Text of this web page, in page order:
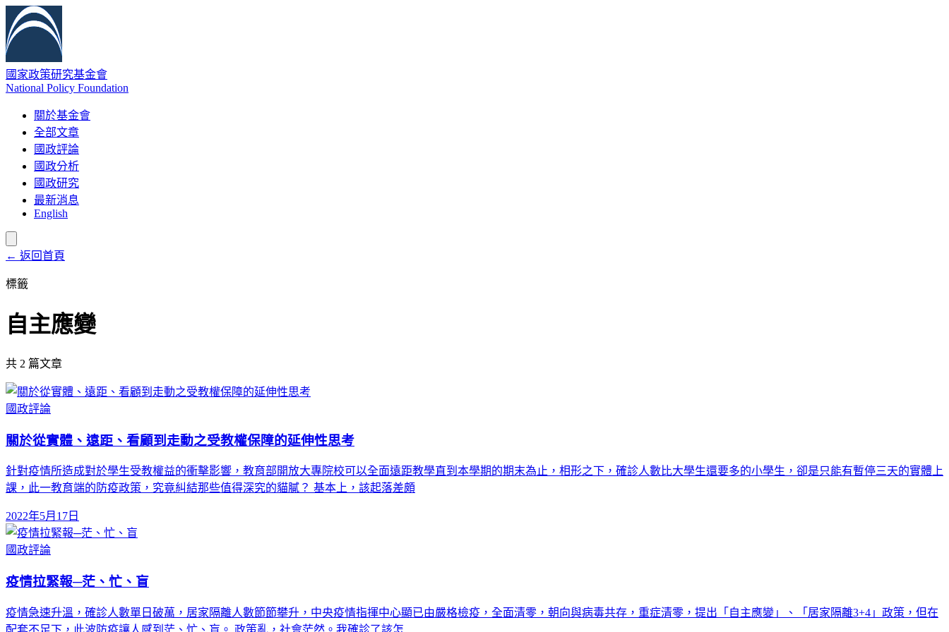
國家政策研究基金會
National Policy Foundation
關於基金會
全部文章
國政評論
國政分析
國政研究
最新消息
English
← 返回首頁
標籤
自主應變
共 2 篇文章
國政評論
關於從實體、遠距、看顧到走動之受教權保障的延伸性思考
針對疫情所造成對於學生受教權益的衝擊影響，教育部開放大專院校可以全面遠距教學直到本學期的期末為止，相形之下，確診人數比大學生還要多的小學生，卻是只能有暫停三天的實體上
課，此一教育端的防疫政策，究竟糾結那些值得深究的貓膩？ 基本上，該起落差頗
2022年5月17日
國政評論
疫情拉緊報─茫、忙、盲
疫情急速升溫，確診人數單日破萬，居家隔離人數節節攀升，中央疫情指揮中心顯已由嚴格檢疫，全面清零，朝向與病毒共存，重症清零，提出「自主應變」、「居家隔離3+4」政策，但在
配套不足下，此波防疫讓人感到茫、忙、盲。 政策亂，社會茫然。我確診了該怎